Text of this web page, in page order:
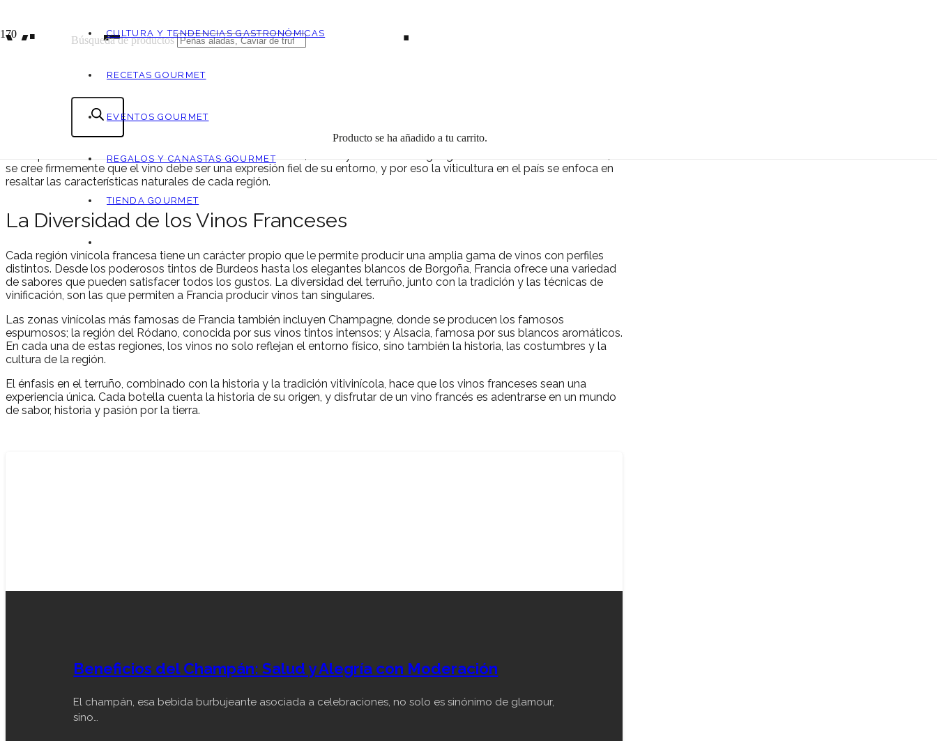
Búsqueda de productos
CULTURA Y TENDENCIAS GASTRONÓMICAS
RECETAS GOURMET
EVENTOS GOURMET
REGALOS Y CANASTAS GOURMET
TIENDA GOURMET
Producto se ha añadido a tu carrito.
Vinos Franceses Gourmet
que también es el mayor productor de vino globalmente. La calidad y la diversidad de los Vinos Franceses Gourmet son
un reflejo de la pasión, el conocimiento y la tradición que han sido perfeccionados a lo largo de siglos.
Una de las claves del éxito de los vinos franceses radica en la importancia que se le da al «terruño» en la viticultura. Este
concepto se refiere a la combinación única de suelo, clima, altitud y la orientación geográfica de un viñedo. En Francia,
se cree firmemente que el vino debe ser una expresión fiel de su entorno, y por eso la viticultura en el país se enfoca en
resaltar las características naturales de cada región.
La Diversidad de los Vinos Franceses
Cada región vinícola francesa tiene un carácter propio que le permite producir una amplia gama de vinos con perfiles
distintos. Desde los poderosos tintos de Burdeos hasta los elegantes blancos de Borgoña, Francia ofrece una variedad
de sabores que pueden satisfacer todos los gustos. La diversidad del terruño, junto con la tradición y las técnicas de
vinificación, son las que permiten a Francia producir vinos tan singulares.
Las zonas vinícolas más famosas de Francia también incluyen Champagne, donde se producen los famosos
espumosos; la región del Ródano, conocida por sus vinos tintos intensos; y Alsacia, famosa por sus blancos aromáticos.
En cada una de estas regiones, los vinos no solo reflejan el entorno físico, sino también la historia, las costumbres y la
cultura de la región.
El énfasis en el terruño, combinado con la historia y la tradición vitivinícola, hace que los vinos franceses sean una
experiencia única. Cada botella cuenta la historia de su origen, y disfrutar de un vino francés es adentrarse en un mundo
de sabor, historia y pasión por la tierra.
Beneficios del Champán: Salud y Alegría con Moderación
El champán, esa bebida burbujeante asociada a celebraciones, no solo es sinónimo de glamour,
sino…